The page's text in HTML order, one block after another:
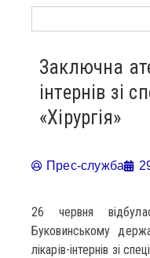
Заключна
інтернів зі
«Хірургія»
Прес-служба
26 червня
Буковинському
лікарів-інтернів зі